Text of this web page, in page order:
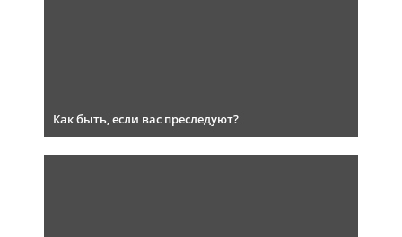
Как быть, если вас преследуют?